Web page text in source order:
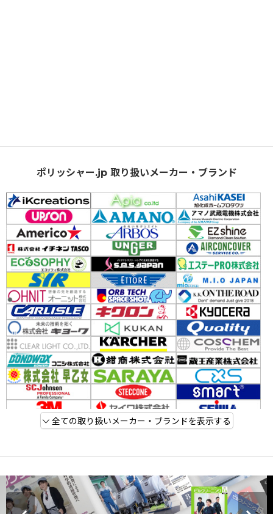
ポリッシャー.jp 取り扱いメーカー・ブランド
全ての取り扱いメーカー・ブランドを表示する